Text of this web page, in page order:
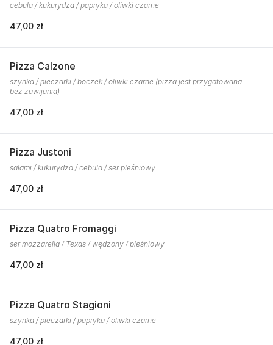
cebula / kukurydza / papryka / oliwki czarne
47,00 zł
Pizza Calzone
szynka / pieczarki / boczek / oliwki czarne (pizza jest przygotowana
bez zawijania)
47,00 zł
Pizza Justoni
salami / kukurydza / cebula / ser pleśniowy
47,00 zł
Pizza Quatro Fromaggi
ser mozzarella / Texas / wędzony / pleśniowy
47,00 zł
Pizza Quatro Stagioni
szynka / pieczarki / papryka / oliwki czarne
47,00 zł